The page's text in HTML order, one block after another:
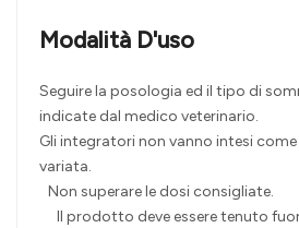
Modalità D'uso
Seguire la posologia ed il tipo di
indicate dal medico veterinario.
Gli integratori non vanno intesi
variata.
Non superare le dosi consigliate.
Il prodotto deve essere tenuto